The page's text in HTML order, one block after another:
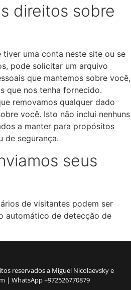
direitos sobre
tiver uma conta neste site ou se
pode solicitar um arquivo
que mantemos sobre você,
que nos tenha fornecido.
removamos qualquer dado
você. Isto não inclui nenhuns
a manter para propósitos
de segurança.
seus
de visitantes podem ser
automático de detecção de
reservados a Miguel Nicolaevsky e
| WhatsApp +972526770879